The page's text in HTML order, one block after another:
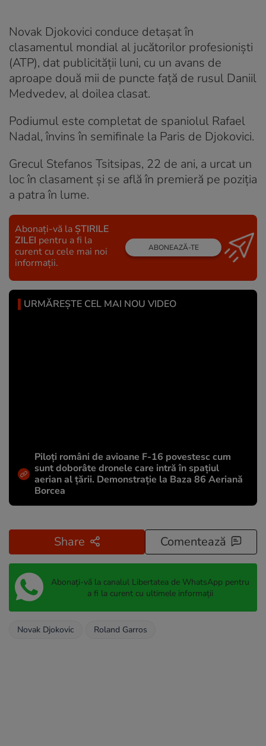
Novak Djokovici conduce detaşat în
clasamentul mondial al jucătorilor profesionişti
(ATP), dat publicităţii luni, cu un avans de
aproape două mii de puncte faţă de rusul Daniil
Medvedev, al doilea clasat.
Podiumul este completat de spaniolul Rafael
Nadal, învins în semifinale la Paris de Djokovici.
Grecul Stefanos Tsitsipas, 22 de ani, a urcat un
loc în clasament şi se află în premieră pe poziţia
a patra în lume.
Abonați-vă la ȘTIRILE
ZILEI pentru a fi la
curent cu cele mai noi
informații.
ABONEAZĂ-TE
URMĂREȘTE CEL MAI NOU VIDEO
Piloți români de avioane F-16 povestesc cum
sunt doborâte dronele care intră în spațiul
aerian al țării. Demonstrație la Baza 86 Aeriană
Borcea
Share Comentează
Abonați-vă la canalul Libertatea de WhatsApp pentru
a fi la curent cu ultimele informații
Novak Djokovic Roland Garros